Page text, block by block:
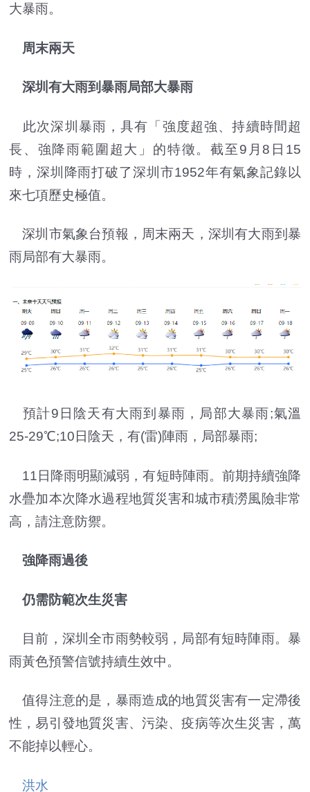
大暴雨。
周末兩天
深圳有大雨到暴雨局部大暴雨
此次深圳暴雨，具有「強度超強、持續時間超
長、強降雨範圍超大」的特徵。截至9月8日15
時，深圳降雨打破了深圳市1952年有氣象記錄以
來七項歷史極值。
深圳市氣象台預報，周末兩天，深圳有大雨到暴
雨局部有大暴雨。
預計9日陰天有大雨到暴雨，局部大暴雨;氣溫
25-29℃;10日陰天，有(雷)陣雨，局部暴雨;
11日降雨明顯減弱，有短時陣雨。前期持續強降
水疊加本次降水過程地質災害和城市積澇風險非常
高，請注意防禦。
強降雨過後
仍需防範次生災害
目前，深圳全市雨勢較弱，局部有短時陣雨。暴
雨黃色預警信號持續生效中。
值得注意的是，暴雨造成的地質災害有一定滯後
性，易引發地質災害、污染、疫病等次生災害，萬
不能掉以輕心。
洪水